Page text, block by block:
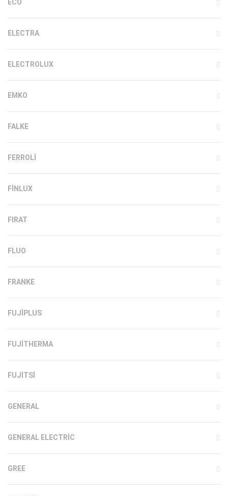
ECO
ELECTRA
ELECTROLUX
EMKO
FALKE
FERROLI
FINLUX
FIRAT
FLUO
FRANKE
FUJIPLUS
FUJITHERMA
FUJITSI
GENERAL
GENERAL ELECTRIC
GREE